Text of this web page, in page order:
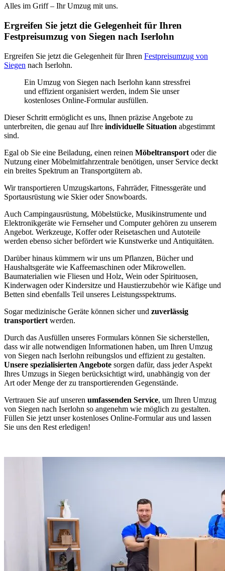
Alles im Griff – Ihr Umzug mit uns.
Ergreifen Sie jetzt die Gelegenheit für Ihren
Festpreisumzug von Siegen nach Iserlohn
Ergreifen Sie jetzt die Gelegenheit für Ihren Festpreisumzug von
Siegen nach Iserlohn.
Ein Umzug von Siegen nach Iserlohn kann stressfrei
und effizient organisiert werden, indem Sie unser
kostenloses Online-Formular ausfüllen.
Dieser Schritt ermöglicht es uns, Ihnen präzise Angebote zu
unterbreiten, die genau auf Ihre individuelle Situation abgestimmt
sind.
Egal ob Sie eine Beiladung, einen reinen Möbeltransport oder die
Nutzung einer Möbelmitfahrzentrale benötigen, unser Service deckt
ein breites Spektrum an Transportgütern ab.
Wir transportieren Umzugskartons, Fahrräder, Fitnessgeräte und
Sportausrüstung wie Skier oder Snowboards.
Auch Campingausrüstung, Möbelstücke, Musikinstrumente und
Elektronikgeräte wie Fernseher und Computer gehören zu unserem
Angebot. Werkzeuge, Koffer oder Reisetaschen und Autoteile
werden ebenso sicher befördert wie Kunstwerke und Antiquitäten.
Darüber hinaus kümmern wir uns um Pflanzen, Bücher und
Haushaltsgeräte wie Kaffeemaschinen oder Mikrowellen.
Baumaterialien wie Fliesen und Holz, Wein oder Spirituosen,
Kinderwagen oder Kindersitze und Haustierzubehör wie Käfige und
Betten sind ebenfalls Teil unseres Leistungsspektrums.
Sogar medizinische Geräte können sicher und zuverlässig
transportiert werden.
Durch das Ausfüllen unseres Formulars können Sie sicherstellen,
dass wir alle notwendigen Informationen haben, um Ihren Umzug
von Siegen nach Iserlohn reibungslos und effizient zu gestalten.
Unsere spezialisierten Angebote sorgen dafür, dass jeder Aspekt
Ihres Umzugs in Siegen berücksichtigt wird, unabhängig von der
Art oder Menge der zu transportierenden Gegenstände.
Vertrauen Sie auf unseren umfassenden Service, um Ihren Umzug
von Siegen nach Iserlohn so angenehm wie möglich zu gestalten.
Füllen Sie jetzt unser kostenloses Online-Formular aus und lassen
Sie uns den Rest erledigen!